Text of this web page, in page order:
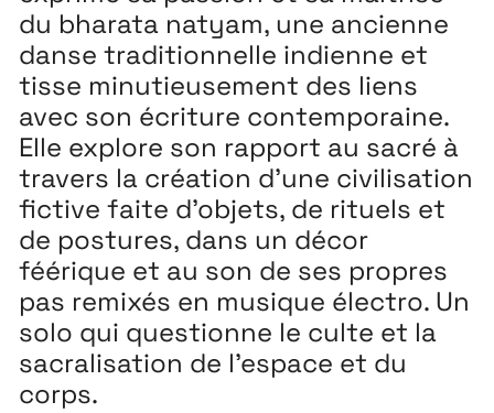
du bharata natyam, une ancienne
danse traditionnelle indienne et
tisse minutieusement des liens
avec son écriture contemporaine.
Elle explore son rapport au sacré à
travers la création d’une civilisation
fictive faite d’objets, de rituels et
de postures, dans un décor
féérique et au son de ses propres
pas remixés en musique électro. Un
solo qui questionne le culte et la
sacralisation de l’espace et du
corps.